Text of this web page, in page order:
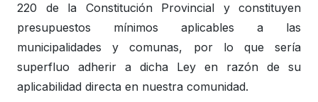
220 de la Constitución Provincial y constituyen
presupuestos mínimos aplicables a las
municipalidades y comunas, por lo que sería
superfluo adherir a dicha Ley en razón de su
aplicabilidad directa en nuestra comunidad.